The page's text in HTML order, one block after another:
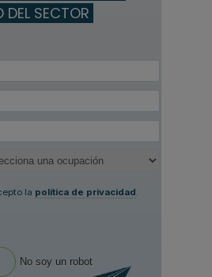
SECTOR
la política de privacidad.
No soy un robot